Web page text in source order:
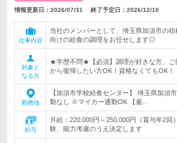
情報更新日：2026/07/31 終了予定日： 2026/12/10
仕事内容
当社のメンバーとして、埼玉県加須市の
向けの給食の調理をお任せします◎
対象と
なる方
★学歴不問★【必須】調理が好きな方、ご
から復帰したい方OK！資格なくてもOK！
勤務地
【加須市学校給食センター】 埼玉県加須
勤なし ※マイカー通勤OK 【雇…
給与
月給：220,000円～250,000円（賞与年2
験、能力考慮のうえ決定します